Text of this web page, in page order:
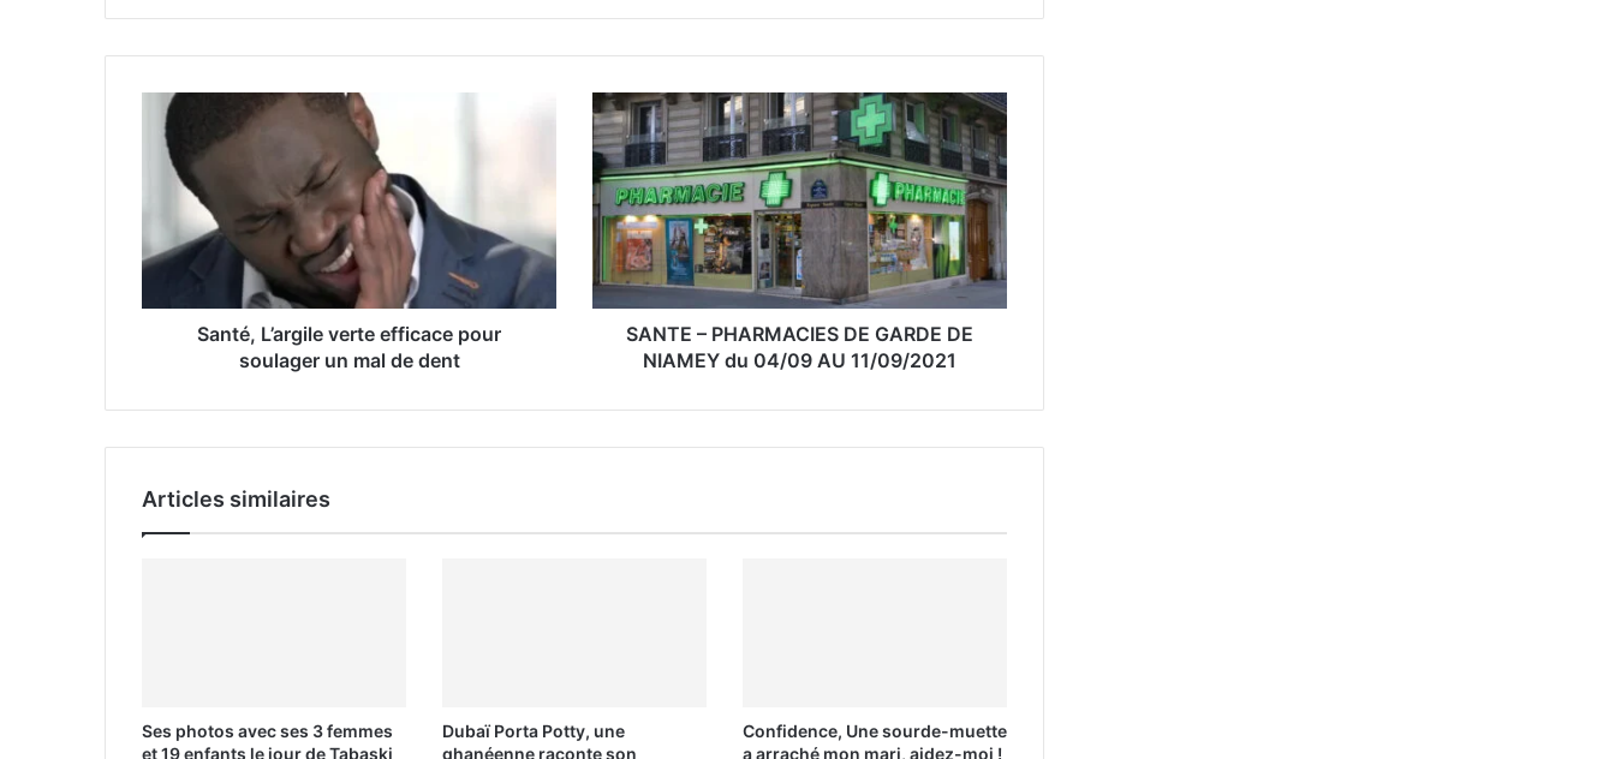
o
s
e
i
Santé, L’argile verte efficace pour
soulager un mal de dent
SANTE – PHARMACIES DE GARDE DE
NIAMEY du 04/09 AU 11/09/2021
Articles similaires
Ses photos avec ses 3 femmes
et 19 enfants le jour de Tabaski
Dubaï Porta Potty, une
ghanéenne raconte son
Confidence, Une sourde-muette
a arraché mon mari, aidez-moi !